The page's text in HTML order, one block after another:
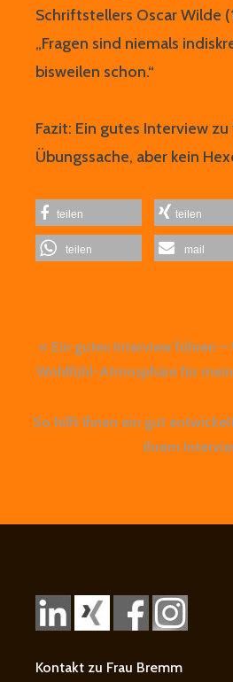
Schriftstellers Oscar Wilde
„Fragen sind niemals
bisweilen schon.“
Fazit: Ein gutes Interview
Übungssache, aber kein
teilen teilen
teilen mail
Ein gutes Interview führen
Wohlfühl-Atmosphäre für
So hilft Ihnen ein gut
Ihrem
Kontakt zu Frau Bremm